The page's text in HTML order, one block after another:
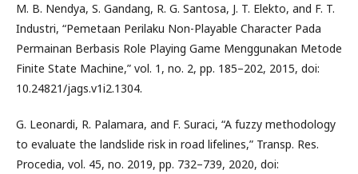
M. B. Nendya, S. Gandang, R. G. Santosa, J. T. Elekto, and F. T.
Industri, “Pemetaan Perilaku Non-Playable Character Pada
Permainan Berbasis Role Playing Game Menggunakan Metode
Finite State Machine,” vol. 1, no. 2, pp. 185–202, 2015, doi:
10.24821/jags.v1i2.1304.
G. Leonardi, R. Palamara, and F. Suraci, “A fuzzy methodology
to evaluate the landslide risk in road lifelines,” Transp. Res.
Procedia, vol. 45, no. 2019, pp. 732–739, 2020, doi: